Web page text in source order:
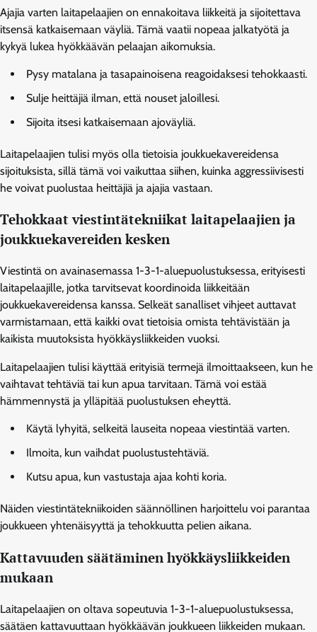
Ajajia varten laitapelaajien on ennakoitava liikkeitä ja sijoitettava
itsensä katkaisemaan väyliä. Tämä vaatii nopeaa jalkatyötä ja
kykyä lukea hyökkäävän pelaajan aikomuksia.
Pysy matalana ja tasapainoisena reagoidaksesi tehokkaasti.
Sulje heittäjiä ilman, että nouset jaloillesi.
Sijoita itsesi katkaisemaan ajoväyliä.
Laitapelaajien tulisi myös olla tietoisia joukkuekavereidensa
sijoituksista, sillä tämä voi vaikuttaa siihen, kuinka aggressiivisesti
he voivat puolustaa heittäjiä ja ajajia vastaan.
Tehokkaat viestintätekniikat laitapelaajien ja
joukkuekavereiden kesken
Viestintä on avainasemassa 1-3-1-aluepuolustuksessa, erityisesti
laitapelaajille, jotka tarvitsevat koordinoida liikkeitään
joukkuekavereidensa kanssa. Selkeät sanalliset vihjeet auttavat
varmistamaan, että kaikki ovat tietoisia omista tehtävistään ja
kaikista muutoksista hyökkäysliikkeiden vuoksi.
Laitapelaajien tulisi käyttää erityisiä termejä ilmoittaakseen, kun he
vaihtavat tehtäviä tai kun apua tarvitaan. Tämä voi estää
hämmennystä ja ylläpitää puolustuksen eheyttä.
Käytä lyhyitä, selkeitä lauseita nopeaa viestintää varten.
Ilmoita, kun vaihdat puolustustehtäviä.
Kutsu apua, kun vastustaja ajaa kohti koria.
Näiden viestintätekniikoiden säännöllinen harjoittelu voi parantaa
joukkueen yhtenäisyyttä ja tehokkuutta pelien aikana.
Kattavuuden säätäminen hyökkäysliikkeiden
mukaan
Laitapelaajien on oltava sopeutuvia 1-3-1-aluepuolustuksessa,
säätäen kattavuuttaan hyökkäävän joukkueen liikkeiden mukaan.